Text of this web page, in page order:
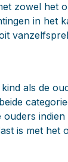
zowel het
in het
als de
is met het